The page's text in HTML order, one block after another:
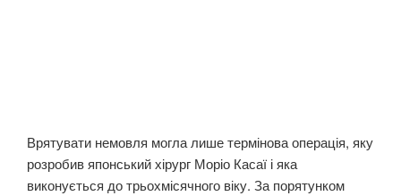
Врятувати немовля могла лише термінова операція, яку
розробив японський хірург Моріо Касаї і яка
виконується до трьохмісячного віку. За порятунком